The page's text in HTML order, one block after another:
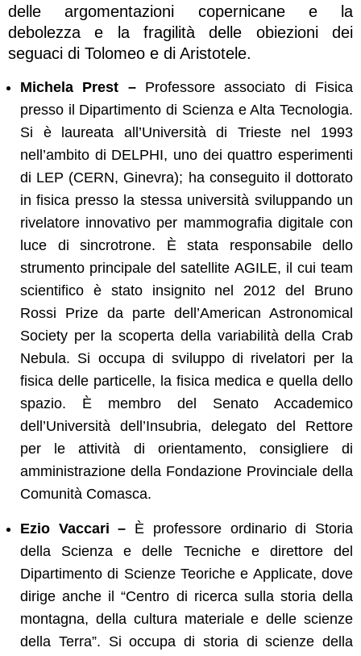
delle argomentazioni copernicane e la
debolezza e la fragilità delle obiezioni dei
seguaci di Tolomeo e di Aristotele.
Michela Prest – Professore associato di Fisica
presso il Dipartimento di Scienza e Alta Tecnologia.
Si è laureata all’Università di Trieste nel 1993
nell’ambito di DELPHI, uno dei quattro esperimenti
di LEP (CERN, Ginevra); ha conseguito il dottorato
in fisica presso la stessa università sviluppando un
rivelatore innovativo per mammografia digitale con
luce di sincrotrone. È stata responsabile dello
strumento principale del satellite AGILE, il cui team
scientifico è stato insignito nel 2012 del Bruno
Rossi Prize da parte dell’American Astronomical
Society per la scoperta della variabilità della Crab
Nebula. Si occupa di sviluppo di rivelatori per la
fisica delle particelle, la fisica medica e quella dello
spazio. È membro del Senato Accademico
dell’Università dell’Insubria, delegato del Rettore
per le attività di orientamento, consigliere di
amministrazione della Fondazione Provinciale della
Comunità Comasca.
Ezio Vaccari – È professore ordinario di Storia
della Scienza e delle Tecniche e direttore del
Dipartimento di Scienze Teoriche e Applicate, dove
dirige anche il “Centro di ricerca sulla storia della
montagna, della cultura materiale e delle scienze
della Terra”. Si occupa di storia di scienze della